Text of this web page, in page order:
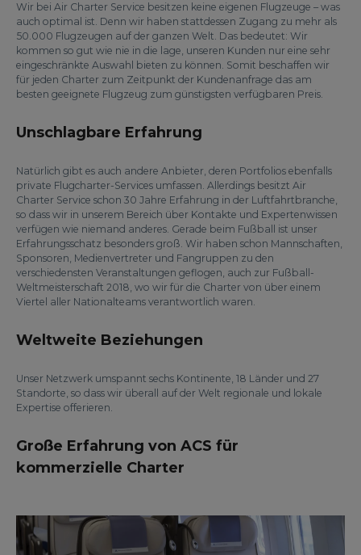
Wir bei Air Charter Service besitzen keine eigenen Flugzeuge – was
auch optimal ist. Denn wir haben stattdessen Zugang zu mehr als
50.000 Flugzeugen auf der ganzen Welt. Das bedeutet: Wir
kommen so gut wie nie in die lage, unseren Kunden nur eine sehr
eingeschränkte Auswahl bieten zu können. Somit beschaffen wir
für jeden Charter zum Zeitpunkt der Kundenanfrage das am
besten geeignete Flugzeug zum günstigsten verfügbaren Preis.
Unschlagbare Erfahrung
Natürlich gibt es auch andere Anbieter, deren Portfolios ebenfalls
private Flugcharter-Services umfassen. Allerdings besitzt Air
Charter Service schon 30 Jahre Erfahrung in der Luftfahrtbranche,
so dass wir in unserem Bereich über Kontakte und Expertenwissen
verfügen wie niemand anderes. Gerade beim Fußball ist unser
Erfahrungsschatz besonders groß. Wir haben schon Mannschaften,
Sponsoren, Medienvertreter und Fangruppen zu den
verschiedensten Veranstaltungen geflogen, auch zur Fußball-
Weltmeisterschaft 2018, wo wir für die Charter von über einem
Viertel aller Nationalteams verantwortlich waren.
Weltweite Beziehungen
Unser Netzwerk umspannt sechs Kontinente, 18 Länder und 27
Standorte, so dass wir überall auf der Welt regionale und lokale
Expertise offerieren.
Große Erfahrung von ACS für
kommerzielle Charter